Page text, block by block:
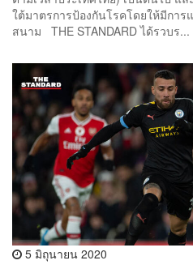
ใต้มาตรการป้องกันโรคโดยให้มีกา
สนาม THE STANDARD ได้รวบร...
5 มิถุนายน 2020